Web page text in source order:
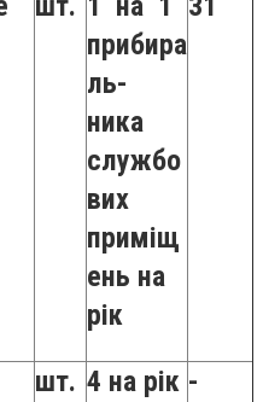
прибира
ль-
ника
службо
вих
приміщ
ень на
рік
шт. 4 на рік -